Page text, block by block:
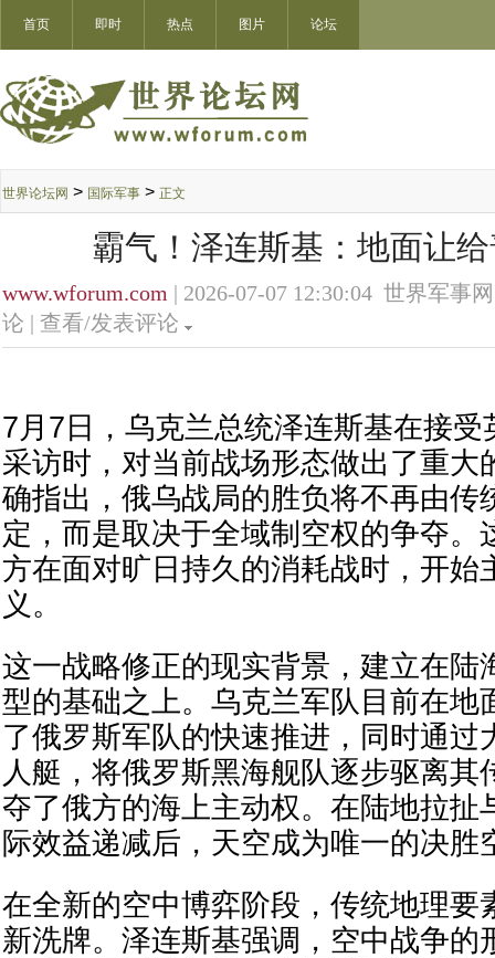
首页 即时 热点 图片 论坛
世界论坛网 > 国际军事 > 正文
霸气！泽连斯基：地面让
www.wforum.com | 2026-07-07 12:30:04 世界军事
论 | 查看/发表评论
7月7日，乌克兰总统泽连斯基在接受
采访时，对当前战场形态做出了重大
确指出，俄乌战局的胜负将不再由传
定，而是取决于全域制空权的争夺。
方在面对旷日持久的消耗战时，开始
义。
这一战略修正的现实背景，建立在陆
型的基础之上。乌克兰军队目前在地
了俄罗斯军队的快速推进，同时通过
人艇，将俄罗斯黑海舰队逐步驱离其
夺了俄方的海上主动权。在陆地拉扯
际效益递减后，天空成为唯一的决胜
在全新的空中博弈阶段，传统地理要
新洗牌。泽连斯基强调，空中战争的